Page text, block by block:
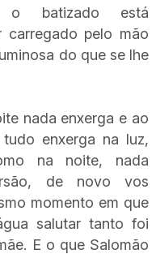
o batizado está
carregado pelo mão
do que se lhe
nada enxerga e ao
enxerga na luz,
na noite, nada
de novo vos
momento em que
salutar tanto foi
E o que Salomão